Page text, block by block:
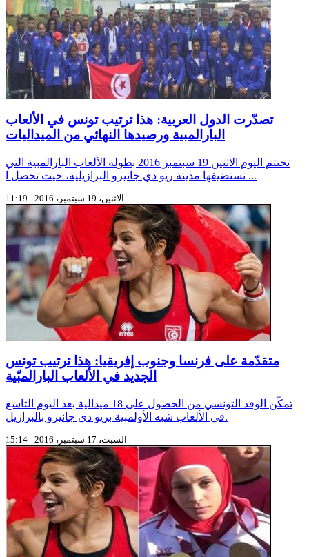
تصدّرت الدول العربية: هذا ترتيب تونس في الألعاب
البارالمبية ورصيدها النهائي من الميداليات
تختتم اليوم الاثنين 19 سبتمبر 2016 بطولة الألعاب البارالمبية التي
تستضيفها مدينة ريو دي جانيرو البرازيلية، حيث تحصل ا ...
الاثنين، 19 سبتمبر، 2016 - 11:19
متقدّمة على فرنسا وجنوب إفريقيا: هذا ترتيب تونس
الجديد في الألعاب البارالمبّية
تمكّن الوفد التونسي من الحصول على 18 ميدالية بعد اليوم التاسع
في الألعاب شبه الأولمبية بريو دي جانيرو بالبرازيل.
السبت، 17 سبتمبر، 2016 - 15:14